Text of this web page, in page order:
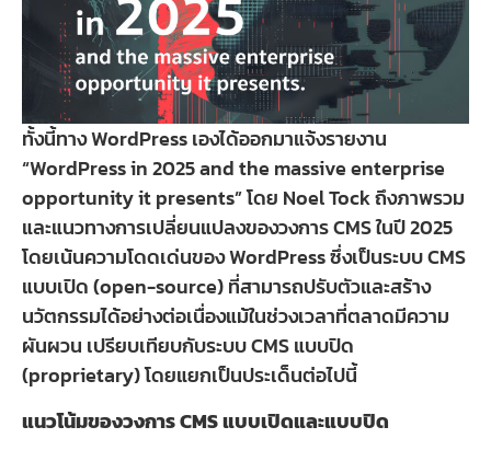
ทั้งนี้ทาง WordPress เองได้ออกมาแจ้งรายงาน
“WordPress in 2025 and the massive enterprise
opportunity it presents” โดย Noel Tock ถึงภาพรวม
และแนวทางการเปลี่ยนแปลงของวงการ CMS ในปี 2025
โดยเน้นความโดดเด่นของ WordPress ซึ่งเป็นระบบ CMS
แบบเปิด (open-source) ที่สามารถปรับตัวและสร้าง
นวัตกรรมได้อย่างต่อเนื่องแม้ในช่วงเวลาที่ตลาดมีความ
ผันผวน เปรียบเทียบกับระบบ CMS แบบปิด
(proprietary) โดยแยกเป็นประเด็นต่อไปนี้
แนวโน้มของวงการ CMS แบบเปิดและแบบปิด